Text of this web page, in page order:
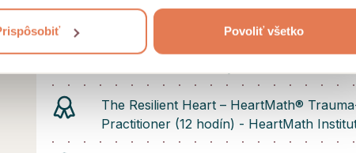
Povoliť všetko
autor metódy Peter Levine, PhD (2023)
Compassionate Inquiry® –
The Resilient Heart – HeartMath®
Practitioner (12 hodín) - HeartMath